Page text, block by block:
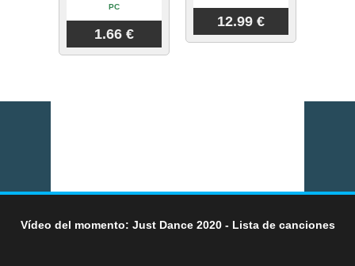
PC
1.66 €
12.99 €
Vídeo del momento: Just Dance 2020 - Lista de canciones